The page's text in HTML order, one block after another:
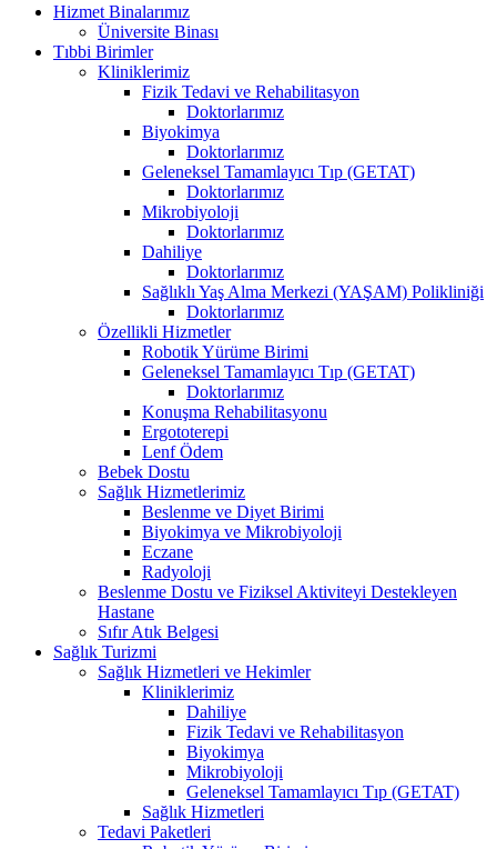
Hizmet Binalarımız
Üniversite Binası
Tıbbi Birimler
Kliniklerimiz
Fizik Tedavi ve Rehabilitasyon
Doktorlarımız
Biyokimya
Doktorlarımız
Geleneksel Tamamlayıcı Tıp (GETAT)
Doktorlarımız
Mikrobiyoloji
Doktorlarımız
Dahiliye
Doktorlarımız
Sağlıklı Yaş Alma Merkezi (YAŞAM) Polikliniği
Doktorlarımız
Özellikli Hizmetler
Robotik Yürüme Birimi
Geleneksel Tamamlayıcı Tıp (GETAT)
Doktorlarımız
Konuşma Rehabilitasyonu
Ergototerepi
Lenf Ödem
Bebek Dostu
Sağlık Hizmetlerimiz
Beslenme ve Diyet Birimi
Biyokimya ve Mikrobiyoloji
Eczane
Radyoloji
Beslenme Dostu ve Fiziksel Aktiviteyi Destekleyen
Hastane
Sıfır Atık Belgesi
Sağlık Turizmi
Sağlık Hizmetleri ve Hekimler
Kliniklerimiz
Dahiliye
Fizik Tedavi ve Rehabilitasyon
Biyokimya
Mikrobiyoloji
Geleneksel Tamamlayıcı Tıp (GETAT)
Sağlık Hizmetleri
Tedavi Paketleri